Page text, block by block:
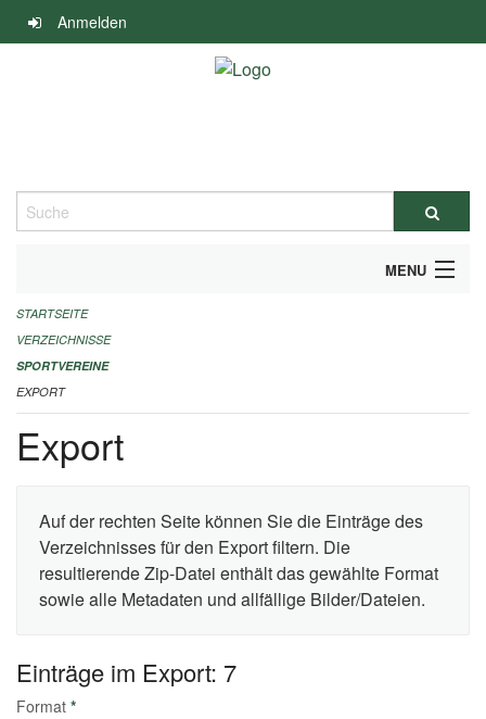
Navigation
überspringen
Anmelden
Suche
MENU
ALLGEMEINE INFORMATIONEN
FINANZIELLE UNTERSTÜTZUNG BENÖTIGT?
KONTAKT
STARTSEITE
VERZEICHNISSE
SPORTVEREINE
EXPORT
Export
Auf der rechten Seite können Sie die Einträge des
Verzeichnisses für den Export filtern. Die
resultierende Zip-Datei enthält das gewählte Format
sowie alle Metadaten und allfällige Bilder/Dateien.
Einträge im Export: 7
Format *